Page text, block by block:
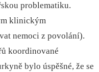
problematiku.
klinickým
nemoci z povolání).
koordinované
bylo úspěšné, že se